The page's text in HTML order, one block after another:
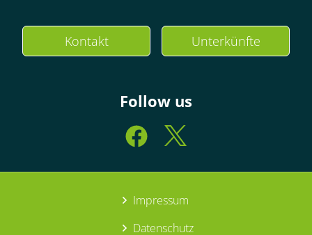
Kontakt Unterkünfte
Follow us
Impressum
Datenschutz